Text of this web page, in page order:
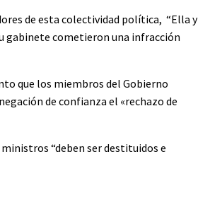
de esta colectividad política, “Ella y
gabinete cometieron una infracción
que los miembros del Gobierno
de confianza el «rechazo de
ministros “deben ser destituidos e